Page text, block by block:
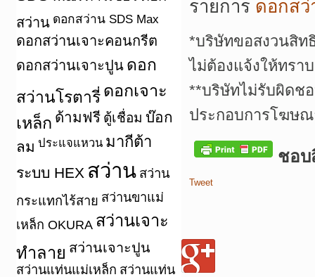
สว่าน ดอกสว่าน SDS Max
ดอกสว่านเจาะคอนกรีต
ดอกสว่านเจาะปูน ดอก
สว่านโรตารี่ ดอกเจาะ
เหล็ก ด้ามฟรี ตู้เชื่อม บ๊อก
ลม ประแจแหวน มากีต้า
ระบบ HEX สว่าน สว่าน
กระแทกไร้สาย สว่านขาแม่
เหล็ก OKURA สว่านเจาะ
ทำลาย สว่านเจาะปูน
สว่านแท่นแม่เหล็ก สว่านแท่น
รายการ ดอกสว่
*บริษัทขอสงวนสิท
ไม่ต้องแจ้งให้ทรา
**บริษัทไม่รับผิดช
ประกอบการโฆษ
ชอบ
Tweet